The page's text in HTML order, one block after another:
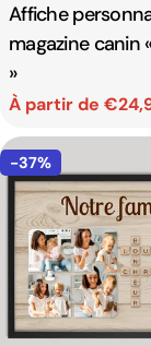
Affiche
magazine canin
»
Prix
de
vente
À partir de
Prix
habituel
-37%